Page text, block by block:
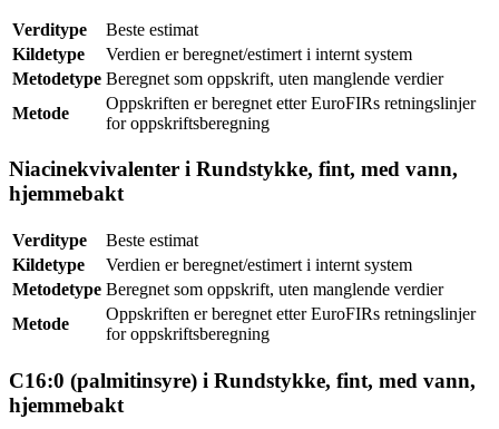
Verditype
Beste estimat
Kildetype
Verdien er beregnet/estimert i internt system
Metodetype Beregnet som oppskrift, uten manglende verdier
Metode
Oppskriften er beregnet etter EuroFIRs retningslinjer
for oppskriftsberegning
Niacinekvivalenter i Rundstykke, fint, med vann,
hjemmebakt
Verditype
Beste estimat
Kildetype
Verdien er beregnet/estimert i internt system
Metodetype Beregnet som oppskrift, uten manglende verdier
Metode
Oppskriften er beregnet etter EuroFIRs retningslinjer
for oppskriftsberegning
C16:0 (palmitinsyre) i Rundstykke, fint, med vann,
hjemmebakt